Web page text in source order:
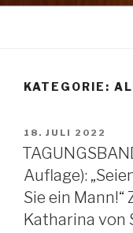
KATEGORIE:
VERÖFFENTLICHT
AM
18. JULI 2022
Auflage):
Sie ein
Katharina von